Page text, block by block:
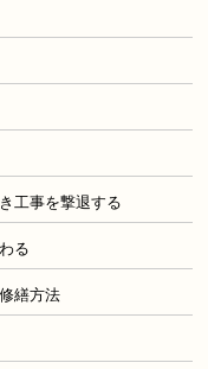
工事を撃退する
る
繕方法